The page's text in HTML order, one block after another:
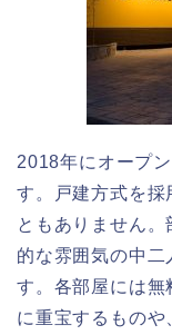
2018年にオープ
す。戸建方式を採
ともありません
的な雰囲気の中
す。各部屋には無
に重宝するものや